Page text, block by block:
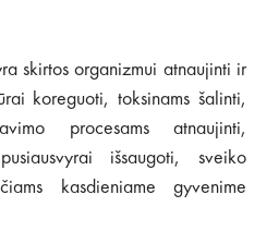
skirtos organizmui atnaujinti ir
koreguoti, toksinams šalinti,
procesams atnaujinti,
išsaugoti, sveiko
kasdieniame gyvenime